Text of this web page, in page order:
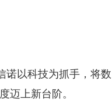
以科技为抓手，将数
迈上新台阶。